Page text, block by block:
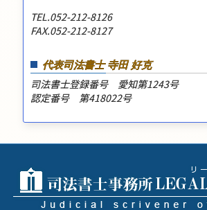
TEL.052-212-8126
FAX.052-212-8127
代表司法書士 寺田 好克
司法書士登録番号 愛知第1243号
認定番号 第418022号